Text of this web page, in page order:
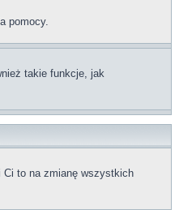
pomocy.
takie funkcje, jak
Ci to na zmianę wszystkich